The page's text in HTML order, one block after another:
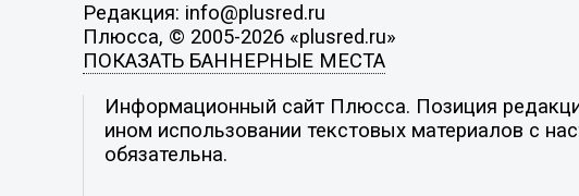
Редакция: info@plusred.ru
Плюсса, © 2005-2026 «plusred.ru»
ПОКАЗАТЬ БАННЕРНЫЕ МЕСТА
Информационный сайт Плюсса. Позиция
ином использовании текстовых материалов с
обязательна.